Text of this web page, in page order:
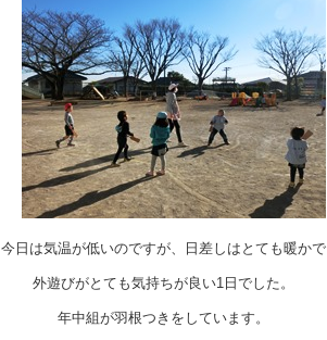
今日は気温が低いのですが、日差しはとても暖かで
外遊びがとても気持ちが良い1日でした。
年中組が羽根つきをしています。